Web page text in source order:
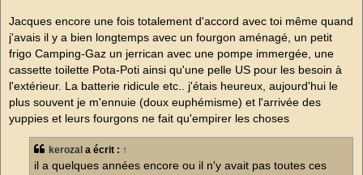
e
n
n
l
u
Jacques encore une fois totalement d'accord avec toi même quand
j'avais il y a bien longtemps avec un fourgon aménagé, un petit
frigo Camping-Gaz un jerrican avec une pompe immergée, une
cassette toilette Pota-Poti ainsi qu'une pelle US pour les besoin à
l'extérieur. La batterie ridicule etc.. j'étais heureux, aujourd'hui le
plus souvent je m'ennuie (doux euphémisme) et l'arrivée des
yuppies et leurs fourgons ne fait qu'empirer les choses
kerozal a écrit : ↑
il a quelques années encore ou il n'y avait pas toutes ces